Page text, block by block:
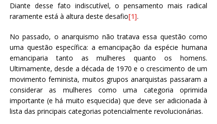
Diante desse fato indiscutível, o pensamento mais radical
raramente está à altura deste desafio[1].
No passado, o anarquismo não tratava essa questão como
uma questão específica: a emancipação da espécie humana
emanciparia tanto as mulheres quanto os homens.
Ultimamente, desde a década de 1970 e o crescimento de um
movimento feminista, muitos grupos anarquistas passaram a
considerar as mulheres como uma categoria oprimida
importante (e há muito esquecida) que deve ser adicionada à
lista das principais categorias potencialmente revolucionárias.